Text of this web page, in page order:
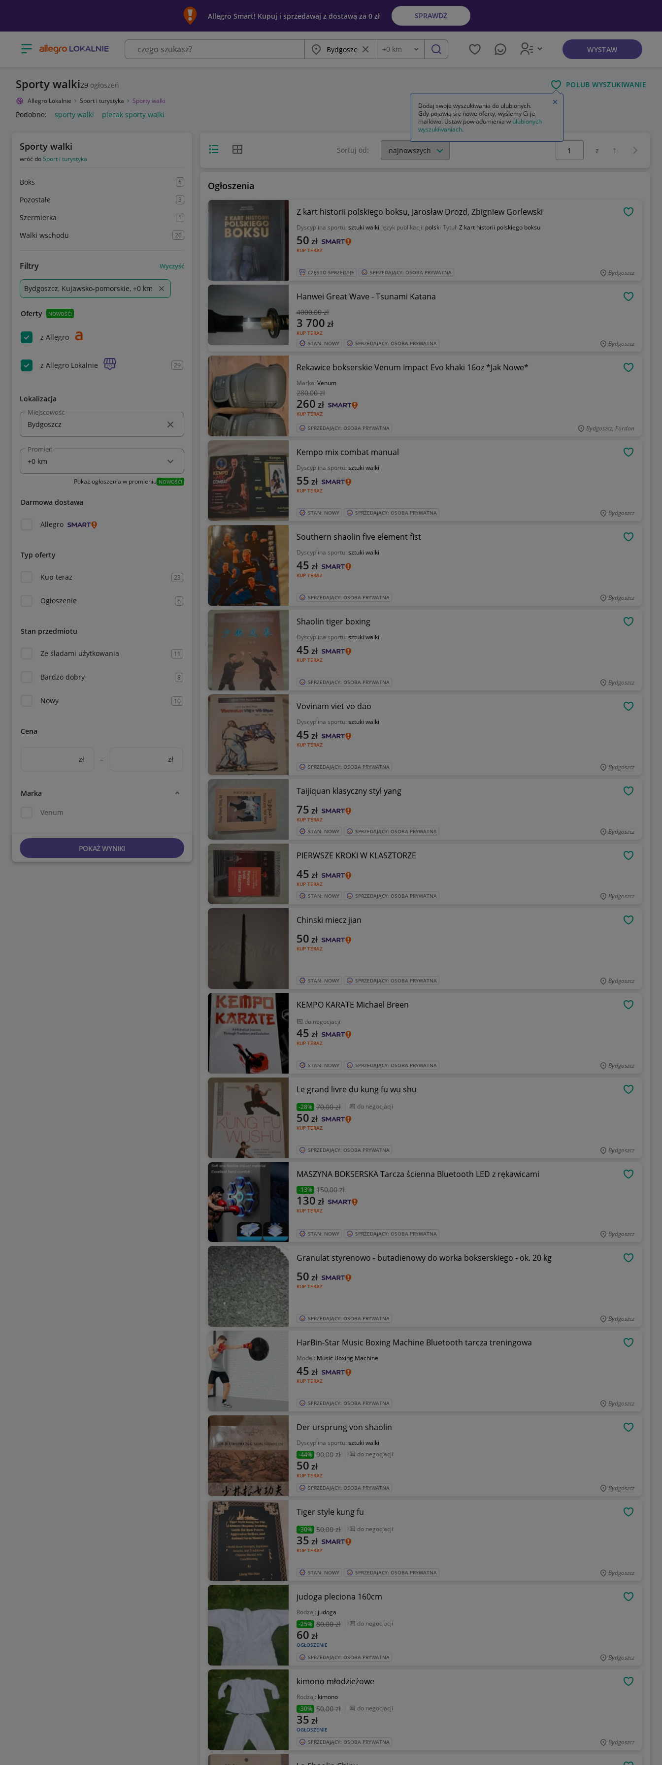
Allegro Smart! Kupuj i sprzedawaj z dostawą za 0 zł SPRAWDŹ
Otwórz menu z kategoriami Miasto Wyczyść frazę
Odległość
+0 km szukaj WYSTAW
Sporty walki29 ogłoszeń POLUB WYSZUKIWANIE
Allegro Lokalnie Sport i turystyka Sporty walki
Podobne: sporty walki plecak sporty walki
Sporty walki
wróć doSport i turystyka
Boks 5
Pozostałe 3
Szermierka 1
Walki wschodu 20
Filtry Wyczyść
Bydgoszcz, Kujawsko-pomorskie, +0 km
Oferty NOWOŚĆ!
z Allegro
z Allegro Lokalnie 29
Lokalizacja
Miejscowość
Promień
Pokaż ogłoszenia w promieniu NOWOŚĆ!
Darmowa dostawa
Allegro
Typ oferty
Kup teraz 23
Ogłoszenie 6
Stan przedmiotu
Ze śladami użytkowania 11
Bardzo dobry 8
Nowy 10
Cena
zł – zł
Marka
Venum
POKAŻ WYNIKI
Widok listyWidok siatki Sortuj od:
Wybierz stronę:
z 1
Ogłoszenia
Z kart historii polskiego boksu, Jarosław Drozd, Zbigniew Gorlewski
Dyscyplina sportu: sztuki walki Język publikacji: polski Tytuł: Z kart historii polskiego boksu
KUP TERAZ
50 zł
CZĘSTO SPRZEDAJE SPRZEDAJĄCY: OSOBA PRYWATNA Bydgoszcz
Hanwei Great Wave - Tsunami Katana
4000,00 zł
KUP TERAZ
3 700 zł
STAN: NOWY SPRZEDAJĄCY: OSOBA PRYWATNA Bydgoszcz
Rekawice bokserskie Venum Impact Evo khaki 16oz *Jak Nowe*
Marka: Venum
280,00 zł
KUP TERAZ
260 zł
SPRZEDAJĄCY: OSOBA PRYWATNA Bydgoszcz, Fordon
Kempo mix combat manual
Dyscyplina sportu: sztuki walki
KUP TERAZ
55 zł
STAN: NOWY SPRZEDAJĄCY: OSOBA PRYWATNA Bydgoszcz
Southern shaolin five element fist
Dyscyplina sportu: sztuki walki
KUP TERAZ
45 zł
SPRZEDAJĄCY: OSOBA PRYWATNA Bydgoszcz
Shaolin tiger boxing
Dyscyplina sportu: sztuki walki
KUP TERAZ
45 zł
SPRZEDAJĄCY: OSOBA PRYWATNA Bydgoszcz
Vovinam viet vo dao
Dyscyplina sportu: sztuki walki
KUP TERAZ
45 zł
SPRZEDAJĄCY: OSOBA PRYWATNA Bydgoszcz
Taijiquan klasyczny styl yang
KUP TERAZ
75 zł
STAN: NOWY SPRZEDAJĄCY: OSOBA PRYWATNA Bydgoszcz
PIERWSZE KROKI W KLASZTORZE
KUP TERAZ
45 zł
STAN: NOWY SPRZEDAJĄCY: OSOBA PRYWATNA Bydgoszcz
Chinski miecz jian
KUP TERAZ
50 zł
STAN: NOWY SPRZEDAJĄCY: OSOBA PRYWATNA Bydgoszcz
KEMPO KARATE Michael Breen
do negocjacji
KUP TERAZ
45 zł
STAN: NOWY SPRZEDAJĄCY: OSOBA PRYWATNA Bydgoszcz
Le grand livre du kung fu wu shu
-28% 70,00 zł do negocjacji
KUP TERAZ
50 zł
SPRZEDAJĄCY: OSOBA PRYWATNA Bydgoszcz
MASZYNA BOKSERSKA Tarcza ścienna Bluetooth LED z rękawicami
-13% 150,00 zł
KUP TERAZ
130 zł
STAN: NOWY SPRZEDAJĄCY: OSOBA PRYWATNA Bydgoszcz
Granulat styrenowo - butadienowy do worka bokserskiego - ok. 20 kg
KUP TERAZ
50 zł
SPRZEDAJĄCY: OSOBA PRYWATNA Bydgoszcz
HarBin-Star Music Boxing Machine Bluetooth tarcza treningowa
Model: Music Boxing Machine
KUP TERAZ
45 zł
SPRZEDAJĄCY: OSOBA PRYWATNA Bydgoszcz
Der ursprung von shaolin
Dyscyplina sportu: sztuki walki
-44% 90,00 zł do negocjacji
KUP TERAZ
50 zł
SPRZEDAJĄCY: OSOBA PRYWATNA Bydgoszcz
Tiger style kung fu
-30% 50,00 zł do negocjacji
KUP TERAZ
35 zł
STAN: NOWY SPRZEDAJĄCY: OSOBA PRYWATNA Bydgoszcz
judoga pleciona 160cm
Rodzaj: judoga
-25% 80,00 zł do negocjacji
OGŁOSZENIE
60 zł
SPRZEDAJĄCY: OSOBA PRYWATNA Bydgoszcz
kimono młodzieżowe
Rodzaj: kimono
-30% 50,00 zł do negocjacji
OGŁOSZENIE
35 zł
SPRZEDAJĄCY: OSOBA PRYWATNA Bydgoszcz
Dodaj swoje wyszukiwania do ulubionych.
Gdy pojawią się nowe oferty, wyślemy Ci je
mailowo. Ustaw powiadomienia w ulubionych
wyszukiwaniach.
Zamknij wskazówkę